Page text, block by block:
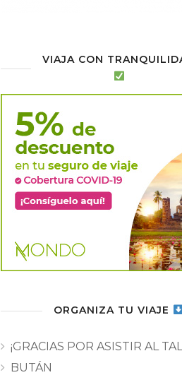
VIAJA CON
ORGANIZA TU VIAJE
¡GRACIAS POR ASISTIR AL
BUTÁN